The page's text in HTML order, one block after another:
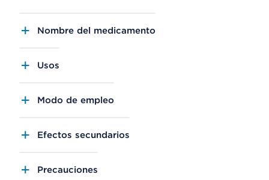
Nombre del medicamento
Usos
Modo de empleo
Efectos secundarios
Precauciones